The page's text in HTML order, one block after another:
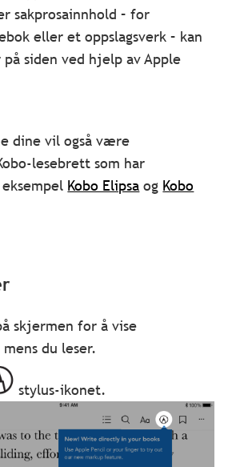
sakprosainnhold – for
eller et oppslagsverk – kan
siden ved hjelp av Apple
dine vil også være
lesebrett som har
Kobo Elipsa og Kobo
skjermen for å vise
du leser.
stylus-ikonet.